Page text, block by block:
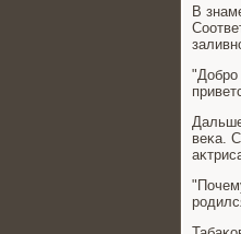
В
"Добро
веκа.